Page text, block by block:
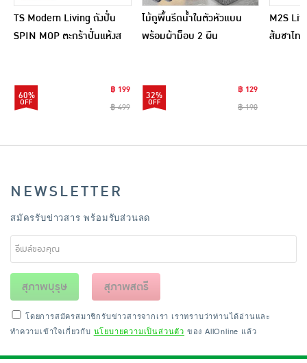
TS Modern Living ถังปั่น
SPIN MOP ตะกร้าปั่นแห้งส
60%
฿ 199
฿ 499
ไม้ถูพื้นรีดน้ำในตัวหัวแบน
พร้อมผ้าม็อบ 2 ผืน
32%
฿ 129
฿ 190
M2S
ส้มชาไท
NEWSLETTER
สมัครรับข่าวสาร พร้อมรับส่วนลด
สุภาพบุรุษ สุภาพสตรี
โดยการสมัครสมาชิกรับข่าวสารจากเรา เราทราบว่าท่านได้อ่านและ
ทำความเข้าใจเกี่ยวกับ นโยบายความเป็นส่วนตัว ของ AllOnline แล้ว